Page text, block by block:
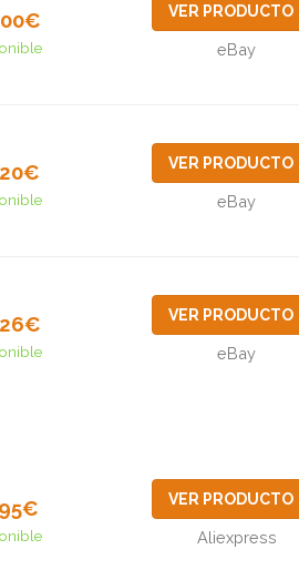
VER PRODUCTO
eBay
VER PRODUCTO
eBay
VER PRODUCTO
eBay
VER PRODUCTO
Aliexpress